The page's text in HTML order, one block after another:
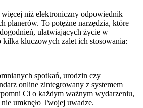
niż elektroniczny odpowiednik
planerów. To potężne narzędzia, które
ułatwiających życie w
kilka kluczowych zalet ich stosowania:
spotkań, urodzin czy
online zintegrowany z systemem
Ci o każdym ważnym wydarzeniu,
umknęło Twojej uwadze.